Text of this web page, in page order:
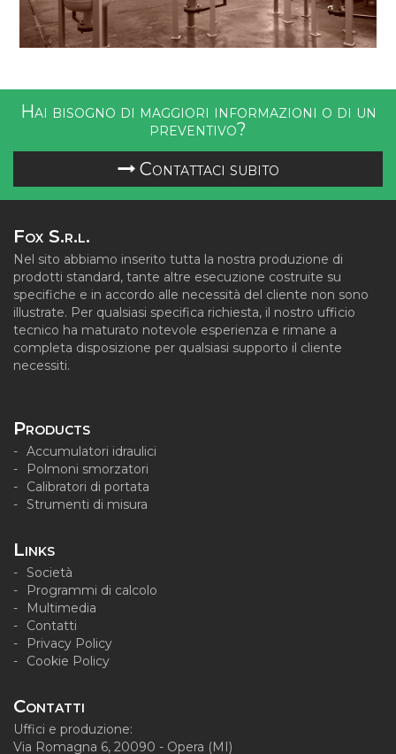
Hai bisogno di maggiori informazioni o di un
preventivo?
Contattaci subito
Fox S.r.l.
Nel sito abbiamo inserito tutta la nostra produzione di
prodotti standard, tante altre esecuzione costruite su
specifiche e in accordo alle necessità del cliente non sono
illustrate. Per qualsiasi specifica richiesta, il nostro ufficio
tecnico ha maturato notevole esperienza e rimane a
completa disposizione per qualsiasi supporto il cliente
necessiti.
Products
Accumulatori idraulici
Polmoni smorzatori
Calibratori di portata
Strumenti di misura
Links
Società
Programmi di calcolo
Multimedia
Contatti
Privacy Policy
Cookie Policy
Contatti
Uffici e produzione:
Via Romagna 6, 20090 - Opera (MI)